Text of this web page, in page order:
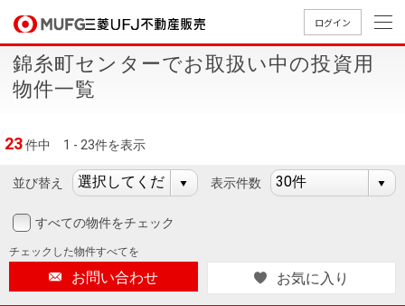
ログイン
買いたいTOP
中古
新
売りたいTOP
無
売
AI
店舗案内TOP
店舗のご
店舗のご
店舗のご
会社情報TOP
ごあいさ
会社概
MUFG
採用情報TOP
新卒採用
キャリア
買いたい
店舗案内
会社情報
採用情報
錦糸町センターでお取扱い中の投資用
物件一覧
23件中 1 - 23件を表示
並び替え 表示件数
すべての物件をチェック
チェックした物件すべてを
お問い合わせ お気に入り